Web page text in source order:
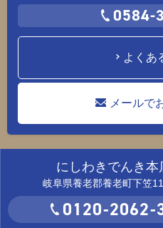
0584-
よくあ
メールで
にしわきでんき本
岐阜県養老郡養老町下笠
0120-2062-